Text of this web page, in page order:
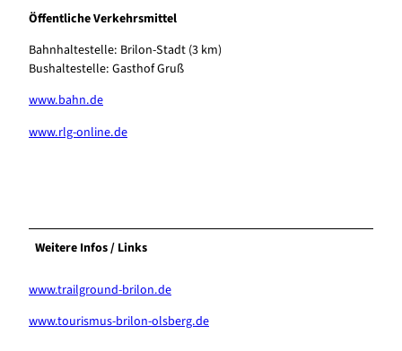
Öffentliche Verkehrsmittel
Bahnhaltestelle: Brilon-Stadt (3 km)
Bushaltestelle: Gasthof Gruß
www.bahn.de
www.rlg-online.de
Weitere Infos / Links
www.trailground-brilon.de
www.tourismus-brilon-olsberg.de